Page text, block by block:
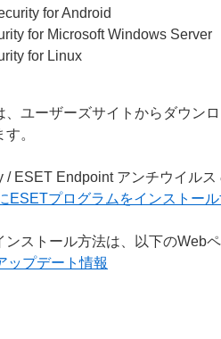
for Android
for Microsoft Windows Server
for Linux
、ユーザーズサイトからダウン
。
/ ESET Endpoint アンチウイル
ESETプログラムをインストー
ンストール方法は、以下のWeb
ップデート情報